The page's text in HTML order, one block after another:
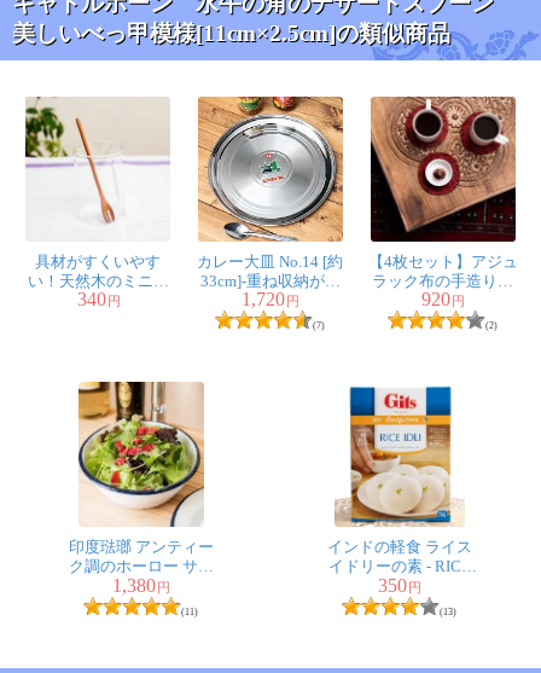
美しいべっ甲模様[11cm×2.5cm]の類似商品
具材がすくいやす
い！天然木のミニ先
割れスプーン
340 円
カレー大皿 No.14 [約
33cm]-重ね収納がで
きるタイプ
1,720 円
(7)
【4枚セット】アジュ
ラック布の手造りコ
ースター リバーシ
ブル サークル
920 円
(2)
印度琺瑯 アンティー
ク調のホーロー サラ
ダボウル - 18.5cm
1,380円
(11)
インドの軽食 ライス
イドリーの素 - RICE
IDLI Mix 【Gits】
350円
(13)